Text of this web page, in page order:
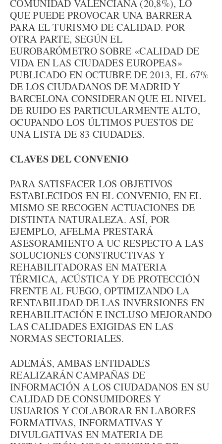
COMUNIDAD VALENCIANA (20,8%), LO
QUE PUEDE PROVOCAR UNA BARRERA
PARA EL TURISMO DE CALIDAD. POR
OTRA PARTE, SEGÚN EL
EUROBARÓMETRO SOBRE «CALIDAD DE
VIDA EN LAS CIUDADES EUROPEAS»
PUBLICADO EN OCTUBRE DE 2013, EL 67%
DE LOS CIUDADANOS DE MADRID Y
BARCELONA CONSIDERAN QUE EL NIVEL
DE RUIDO ES PARTICULARMENTE ALTO,
OCUPANDO LOS ÚLTIMOS PUESTOS DE
UNA LISTA DE 83 CIUDADES.
CLAVES DEL CONVENIO
PARA SATISFACER LOS OBJETIVOS
ESTABLECIDOS EN EL CONVENIO, EN EL
MISMO SE RECOGEN ACTUACIONES DE
DISTINTA NATURALEZA. ASÍ, POR
EJEMPLO, AFELMA PRESTARÁ
ASESORAMIENTO A UC RESPECTO A LAS
SOLUCIONES CONSTRUCTIVAS Y
REHABILITADORAS EN MATERIA
TÉRMICA, ACÚSTICA Y DE PROTECCIÓN
FRENTE AL FUEGO, OPTIMIZANDO LA
RENTABILIDAD DE LAS INVERSIONES EN
REHABILITACIÓN E INCLUSO MEJORANDO
LAS CALIDADES EXIGIDAS EN LAS
NORMAS SECTORIALES.
ADEMÁS, AMBAS ENTIDADES
REALIZARÁN CAMPAÑAS DE
INFORMACIÓN A LOS CIUDADANOS EN SU
CALIDAD DE CONSUMIDORES Y
USUARIOS Y COLABORAR EN LABORES
FORMATIVAS, INFORMATIVAS Y
DIVULGATIVAS EN MATERIA DE